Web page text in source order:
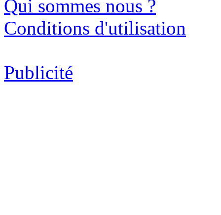
Qui sommes nous ?
Conditions d'utilisation
Publicité